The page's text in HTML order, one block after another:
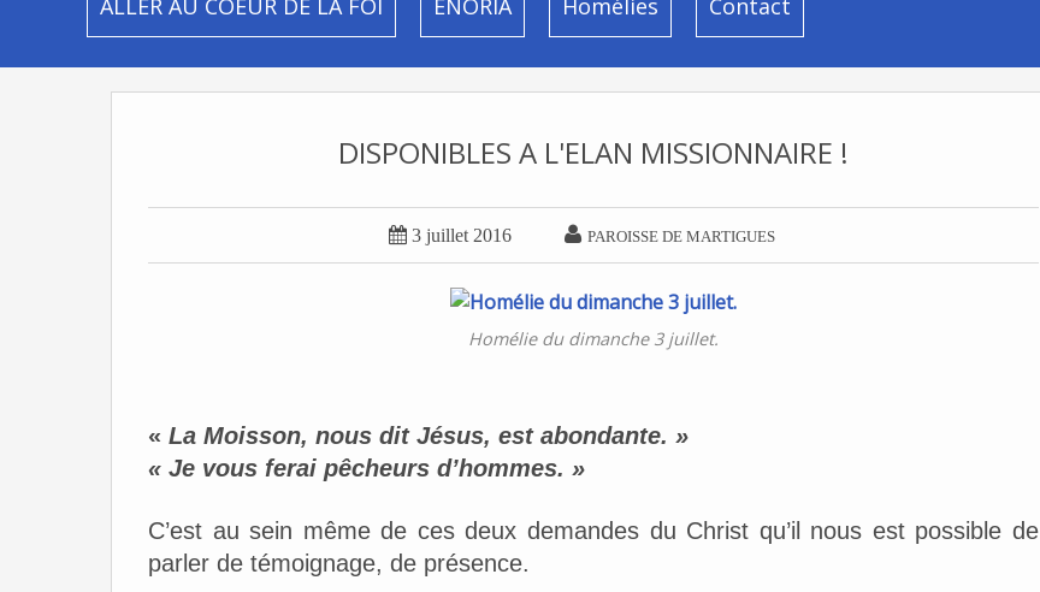
ALLER AU COEUR DE LA FOI ENORIA Homélies Contact
DISPONIBLES A L'ELAN MISSIONNAIRE !
 3 juillet 2016  PAROISSE DE MARTIGUES
Homélie du dimanche 3 juillet.
« La Moisson, nous dit Jésus, est abondante. »
« Je vous ferai pêcheurs d’hommes. »
C’est au sein même de ces deux demandes du Christ qu’il nous est possible de
parler de témoignage, de présence.